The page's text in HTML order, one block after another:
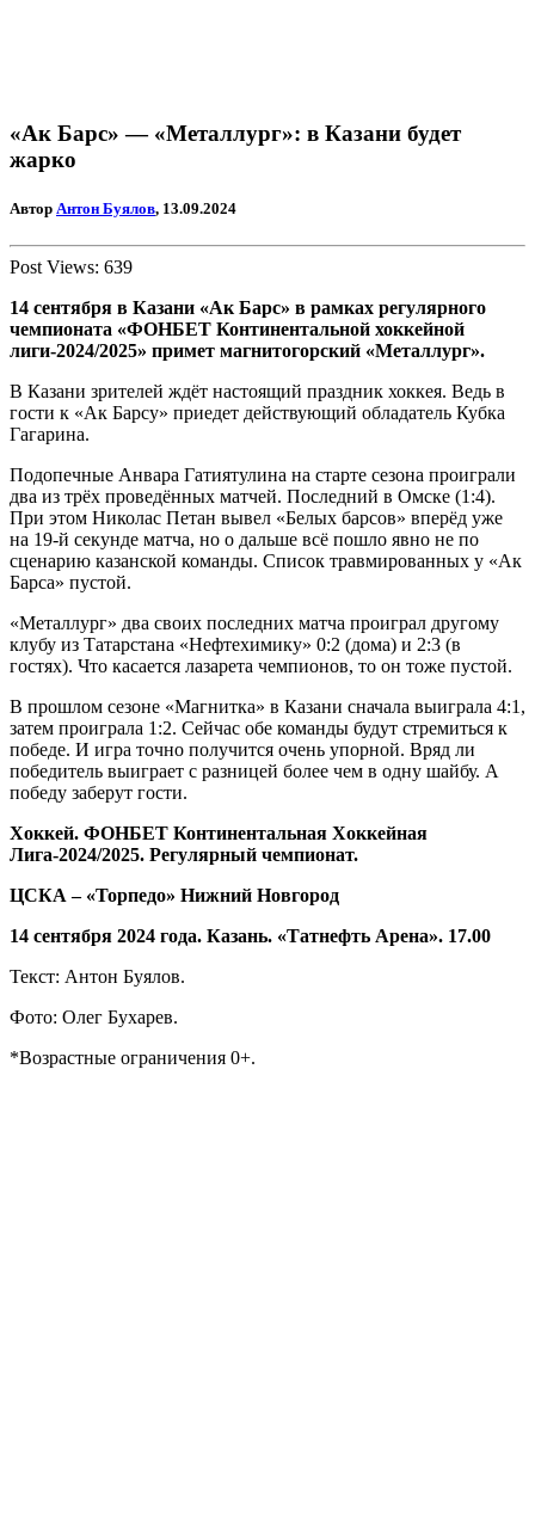
«Ак Барс» — «Металлург»: в Казани будет
жарко
Автор Антон Буялов, 13.09.2024
Post Views: 639
14 сентября в Казани «Ак Барс» в рамках регулярного
чемпионата «ФОНБЕТ Континентальной хоккейной
лиги-2024/2025» примет магнитогорский «Металлург».
В Казани зрителей ждёт настоящий праздник хоккея. Ведь в
гости к «Ак Барсу» приедет действующий обладатель Кубка
Гагарина.
Подопечные Анвара Гатиятулина на старте сезона проиграли
два из трёх проведённых матчей. Последний в Омске (1:4).
При этом Николас Петан вывел «Белых барсов» вперёд уже
на 19-й секунде матча, но о дальше всё пошло явно не по
сценарию казанской команды. Список травмированных у «Ак
Барса» пустой.
«Металлург» два своих последних матча проиграл другому
клубу из Татарстана «Нефтехимику» 0:2 (дома) и 2:3 (в
гостях). Что касается лазарета чемпионов, то он тоже пустой.
В прошлом сезоне «Магнитка» в Казани сначала выиграла 4:1,
затем проиграла 1:2. Сейчас обе команды будут стремиться к
победе. И игра точно получится очень упорной. Вряд ли
победитель выиграет с разницей более чем в одну шайбу. А
победу заберут гости.
Хоккей. ФОНБЕТ Континентальная Хоккейная
Лига-2024/2025. Регулярный чемпионат.
ЦСКА – «Торпедо» Нижний Новгород
14 сентября 2024 года. Казань. «Татнефть Арена». 17.00
Текст: Антон Буялов.
Фото: Олег Бухарев.
*Возрастные ограничения 0+.